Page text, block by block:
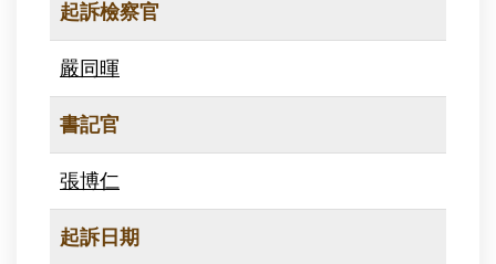
起訴檢察官
嚴同暉
書記官
張博仁
起訴日期